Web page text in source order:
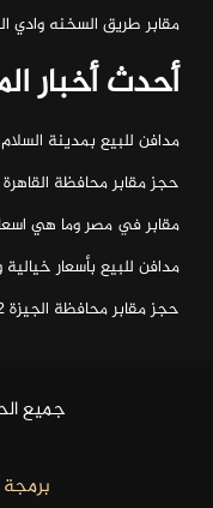
مقابر طريق السخنه وادي
أحدث أخبار
مدافن للبيع بمدينة
حجز مقابر محافظة القاهرة 2025 وكيفية اختيار المقبرة
مقابر في مصر وما هي
مدافن للبيع بأسعار خيالية
حجز مقابر محافظة الجيزة 2022 وأهم المميزات الموجودة بها
جميع